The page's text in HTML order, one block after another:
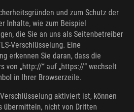
und zum Schutz der
Inhalte, wie zum Beispiel
die Sie an uns als Seitenbetreiber
Verschlüsselung. Eine
erkennen Sie daran, dass die
von „http://“ auf „https://“ wechselt
in Ihrer Browserzeile.
Verschlüsselung aktiviert ist, können
übermitteln, nicht von Dritten